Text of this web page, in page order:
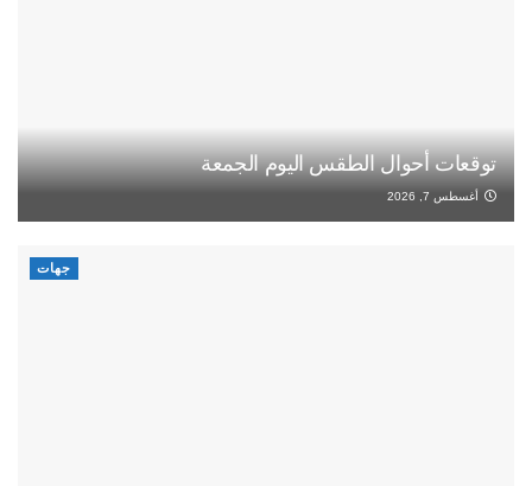
توقعات أحوال الطقس اليوم الجمعة
أغسطس 7, 2026
جهات